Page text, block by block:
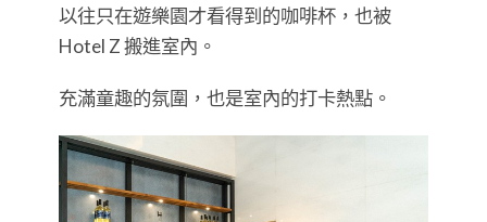
以往只在遊樂園才看得到的咖啡杯，也被
Hotel Z 搬進室內。
充滿童趣的氛圍，也是室內的打卡熱點。